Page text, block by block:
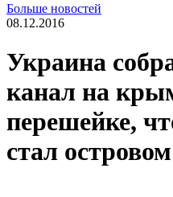
Больше новостей
08.12.2016
Украина
канал на
перешейке,
стал островом